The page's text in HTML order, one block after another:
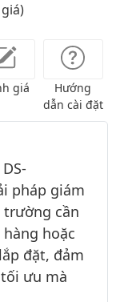
)
giá
Hướng
dẫn cài đặt
pháp giám
trường cần
hoặc
đặt, đảm
ưu mà